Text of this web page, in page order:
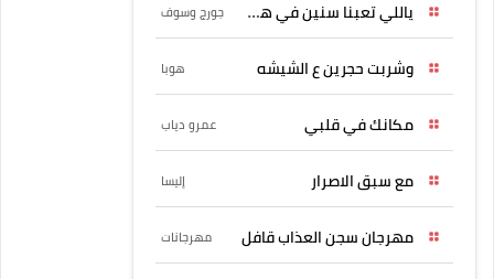
ياللي تعبنا سنين في هواه جورج وسوف
وشربت حجرين ع الشيشه هوبا
مكانك في قلبي عمرو دياب
مع سبق الاصرار إليسا
مهرجان سجن العذاب قافل مهرجانات